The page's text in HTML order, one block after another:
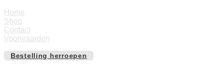
Home
Shop
Contact
Voorwaarden
Bestelling herroepen